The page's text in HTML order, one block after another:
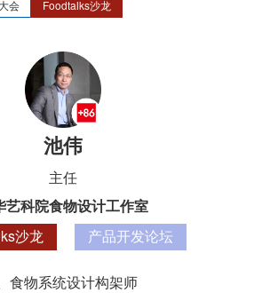
会 Foodtalks沙龙
池伟
主任
艺科院食物设计工作室
沙龙
产品开发论坛
食物系统设计构架师